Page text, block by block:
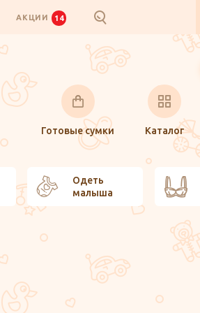
АКЦИИ 14
Готовые сумки
Каталог
Одеть
малыша